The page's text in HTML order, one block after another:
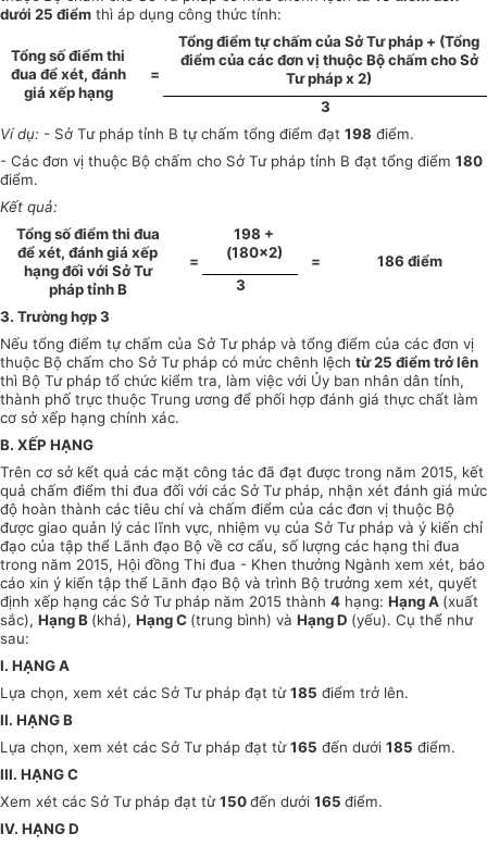
dưới 25 điểm thì áp dụng công thức tính:
Tổng số điểm thi
đua để xét, đánh
giá xếp hạng
=
Tổng điểm tự chấm của Sở Tư pháp + (Tổng
điểm của các đơn vị thuộc Bộ chấm cho Sở
Tư pháp x 2)
3
Ví dụ: - Sở Tư pháp tỉnh B tự chấm tổng điểm đạt 198 điểm.
- Các đơn vị thuộc Bộ chấm cho Sở Tư pháp tỉnh B đạt tổng điểm 180
điểm.
Kết quả:
Tổng số điểm thi đua
để xét, đánh giá xếp
hạng đối với Sở Tư
pháp tỉnh B
=
198 +
(180x2)
=
186 điểm
3
3. Trường hợp 3
Nếu tổng điểm tự chấm của Sở Tư pháp và tổng điểm của các đơn vị
thuộc Bộ chấm cho Sở Tư pháp có mức chênh lệch từ 25 điểm trở lên
thì Bộ Tư pháp tổ chức kiểm tra, làm việc với Ủy ban nhân dân tỉnh,
thành phố trực thuộc Trung ương để phối hợp đánh giá thực chất làm
cơ sở xếp hạng chính xác.
B. XẾP HẠNG
Trên cơ sở kết quả các mặt công tác đã đạt được trong năm 2015, kết
quả chấm điểm thi đua đối với các Sở Tư pháp, nhận xét đánh giá mức
độ hoàn thành các tiêu chí và chấm điểm của các đơn vị thuộc Bộ
được giao quản lý các lĩnh vực, nhiệm vụ của Sở Tư pháp và ý kiến chỉ
đạo của tập thể Lãnh đạo Bộ về cơ cấu, số lượng các hạng thi đua
trong năm 2015, Hội đồng Thi đua - Khen thưởng Ngành xem xét, báo
cáo xin ý kiến tập thể Lãnh đạo Bộ và trình Bộ trưởng xem xét, quyết
định xếp hạng các Sở Tư pháp năm 2015 thành 4 hạng: Hạng A (xuất
sắc), Hạng B (khá), Hạng C (trung bình) và Hạng D (yếu). Cụ thể như
sau:
I. HẠNG A
Lựa chọn, xem xét các Sở Tư pháp đạt từ185 điểm trở lên.
II. HẠNG B
Lựa chọn, xem xét các Sở Tư pháp đạt từ165 đến dưới 185 điểm.
III. HẠNG C
Xem xét các Sở Tư pháp đạt từ150đến dưới 165 điểm.
IV. HẠNG D